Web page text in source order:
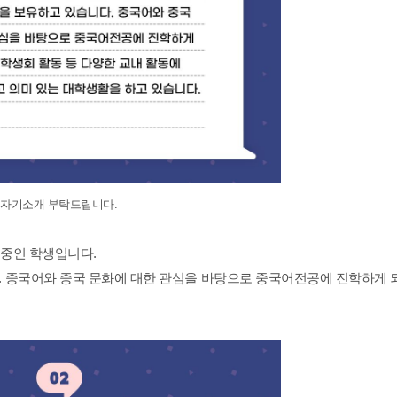
자기소개 부탁드립니다.
인 학생입니다.
중국어와 중국 문화에 대한 관심을 바탕으로 중국어전공에 진학하게